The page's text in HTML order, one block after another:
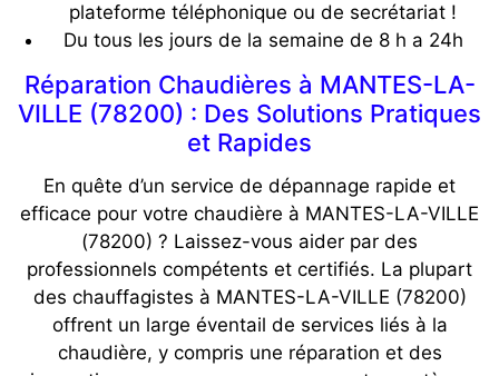
plateforme téléphonique ou de secrétariat !
Du tous les jours de la semaine de 8 h a 24h
Réparation Chaudières à MANTES-LA-
VILLE (78200) : Des Solutions Pratiques
et Rapides
En quête d’un service de dépannage rapide et
efficace pour votre chaudière à MANTES-LA-VILLE
(78200) ? Laissez-vous aider par des
professionnels compétents et certifiés. La plupart
des chauffagistes à MANTES-LA-VILLE (78200)
offrent un large éventail de services liés à la
chaudière, y compris une réparation et des